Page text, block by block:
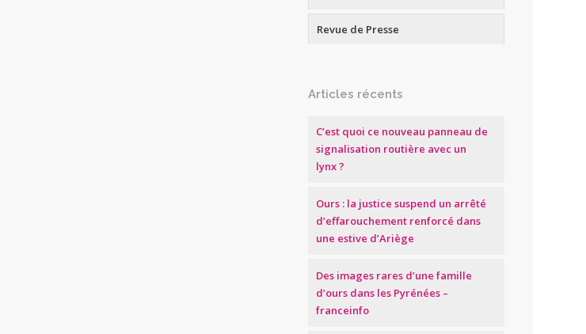
Revue de Presse
Articles récents
C’est quoi ce nouveau panneau de
signalisation routière avec un
lynx ?
Ours : la justice suspend un arrêté
d’effarouchement renforcé dans
une estive d’Ariège
Des images rares d’une famille
d’ours dans les Pyrénées –
franceinfo